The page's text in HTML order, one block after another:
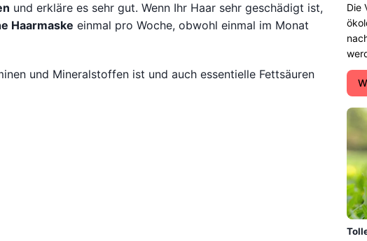
und erkläre es sehr gut. Wenn Ihr Haar sehr geschädigt ist,
Haarmaske einmal pro Woche, obwohl einmal im Monat
und Mineralstoffen ist und auch essentielle Fettsäuren
Die